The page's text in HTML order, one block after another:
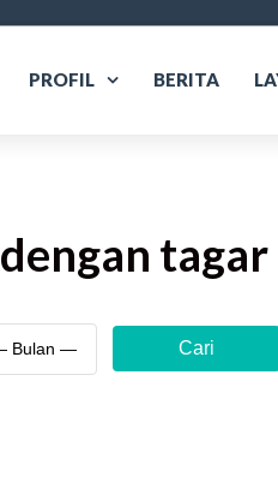
PROFIL BERITA
dengan tagar
Cari